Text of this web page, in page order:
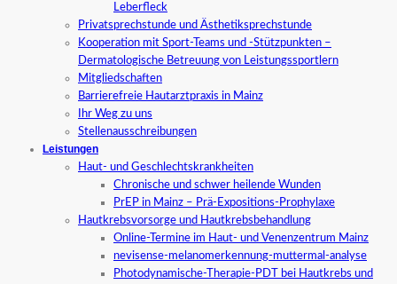
Leberfleck
Privatsprechstunde und Ästhetiksprechstunde
Kooperation mit Sport-Teams und -Stützpunkten –
Dermatologische Betreuung von Leistungssportlern
Mitgliedschaften
Barrierefreie Hautarztpraxis in Mainz
Ihr Weg zu uns
Stellenausschreibungen
Leistungen
Haut- und Geschlechtskrankheiten
Chronische und schwer heilende Wunden
PrEP in Mainz – Prä-Expositions-Prophylaxe
Hautkrebsvorsorge und Hautkrebsbehandlung
Online-Termine im Haut- und Venenzentrum Mainz
nevisense-melanomerkennung-muttermal-analyse
Photodynamische-Therapie-PDT bei Hautkrebs und